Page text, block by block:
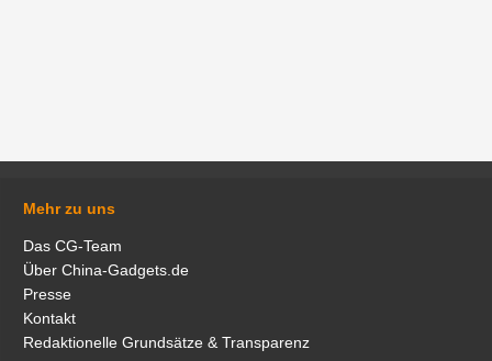
Mehr zu uns
Das CG-Team
Über China-Gadgets.de
Presse
Kontakt
Redaktionelle Grundsätze & Transparenz